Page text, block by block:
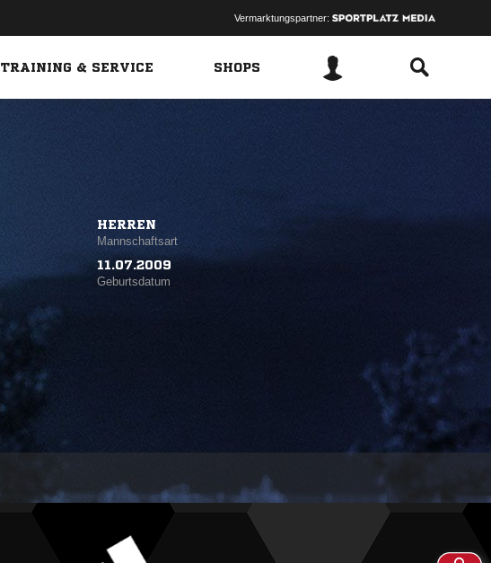
Vermarktungspartner:
TRAINING & SERVICE SHOPS
HERREN
Mannschaftsart
11.07.2009
Geburtsdatum